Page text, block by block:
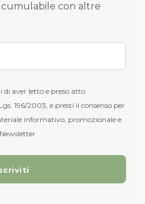
con altre
di aver letto e preso atto
196/2003, e presti il consenso per
informativo, promozionale e